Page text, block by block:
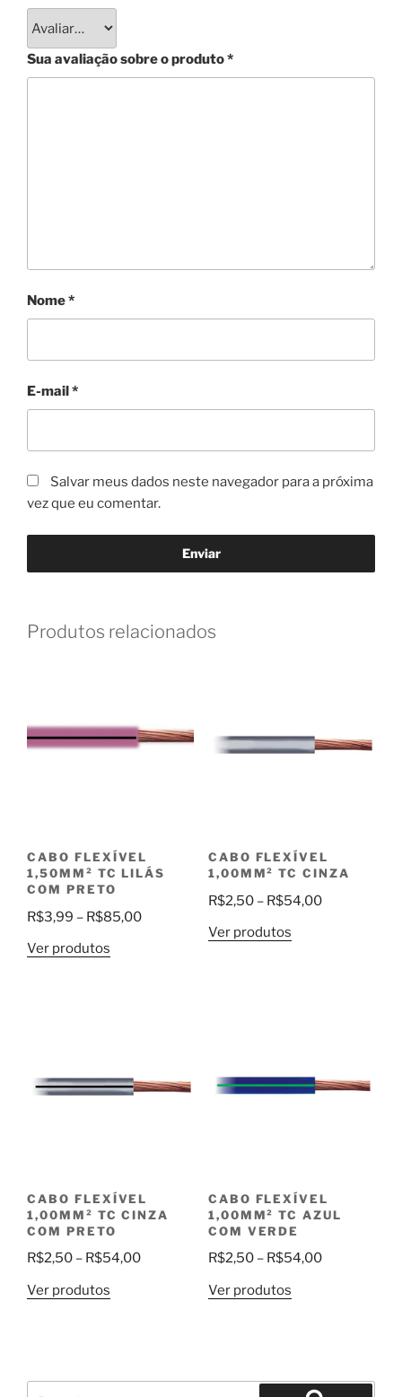
Sua avaliação sobre o produto*
Nome*
E-mail*
Salvar meus dados neste navegador para a próxima
vez que eu comentar.
Produtos relacionados
CABO FLEXÍVEL
1,50MM² TC LILÁS
COM PRETO
R$3,99 – R$85,00Faixa
Ver produtos
CABO FLEXÍVEL
1,00MM² TC CINZA
R$2,50 – R$54,00Faixa
Ver produtos
CABO FLEXÍVEL
1,00MM² TC CINZA
COM PRETO
R$2,50 – R$54,00Faixa
Ver produtos
CABO FLEXÍVEL
1,00MM² TC AZUL
COM VERDE
R$2,50 – R$54,00Faixa
Ver produtos